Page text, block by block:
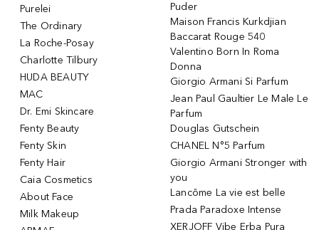
Purelei
The Ordinary
La Roche-Posay
Charlotte Tilbury
HUDA BEAUTY
MAC
Dr. Emi Skincare
Fenty Beauty
Fenty Skin
Fenty Hair
Caia Cosmetics
About Face
Milk Makeup
Puder
Maison Francis Kurkdjian
Baccarat Rouge 540
Valentino Born In Roma
Donna
Giorgio Armani Si Parfum
Jean Paul Gaultier Le Male Le
Parfum
Douglas Gutschein
CHANEL N°5 Parfum
Giorgio Armani Stronger with
you
Lancôme La vie est belle
Prada Paradoxe Intense
XERJOFF Vibe Erba Pura